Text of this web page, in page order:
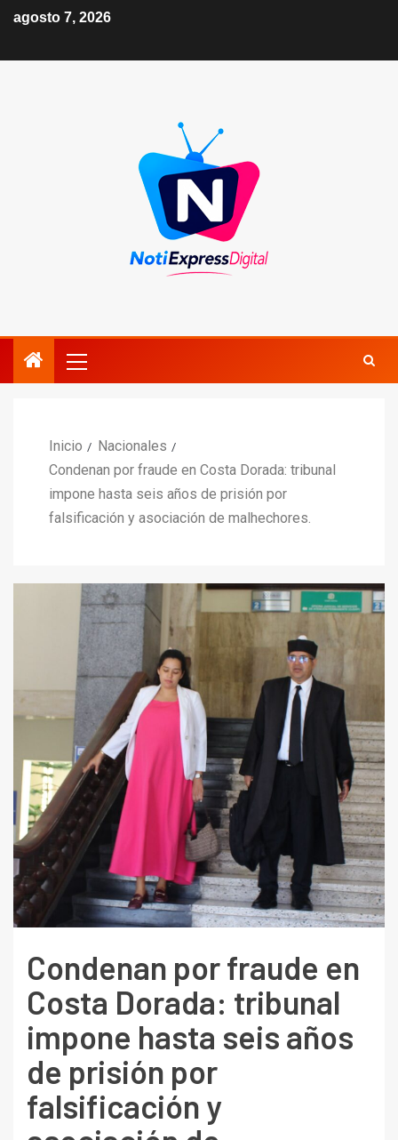
agosto 7, 2026
Inicio
Nacionales
Condenan por fraude en Costa Dorada: tribunal
impone hasta seis años de prisión por
falsificación y asociación de malhechores.
Condenan por fraude en
Costa Dorada: tribunal
impone hasta seis años
de prisión por
falsificación y